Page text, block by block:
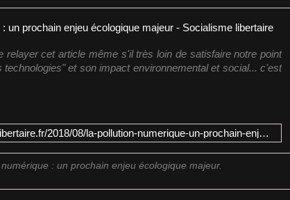
cet article même s'il très loin de satisfaire notre point
et son impact environnemental et social... c'est
http://www.socialisme-libertaire.fr/2018/08/la-pollution-numerique-un-prochain-enjeu-ecologique-majeur.html
: un prochain enjeu écologique majeur.